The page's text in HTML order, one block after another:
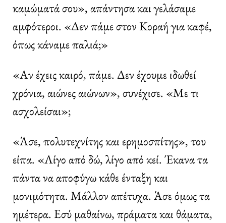
καμώματά σου», απάντησα και γελάσαμε
αμφότεροι. «Δεν πάμε στον Κοραή για καφέ,
όπως κάναμε παλιά;»
«Αν έχεις καιρό, πάμε. Δεν έχουμε ιδωθεί
χρόνια, αιώνες αιώνων», συνέχισε. «Με τι
ασχολείσαι»;
«Άσε, πολυτεχνίτης και ερημοσπίτης», του
είπα. «Λίγο από δώ, λίγο από κεί. Έκανα τα
πάντα να αποφύγω κάθε ένταξη και
μονιμότητα. Μάλλον απέτυχα. Άσε όμως τα
ημέτερα. Εσύ μαθαίνω, πράματα και θάματα,